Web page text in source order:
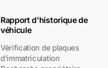
Rapport d'historique de
véhicule
Vérification de plaques
d’immatriculation